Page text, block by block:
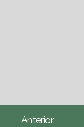
Anterior